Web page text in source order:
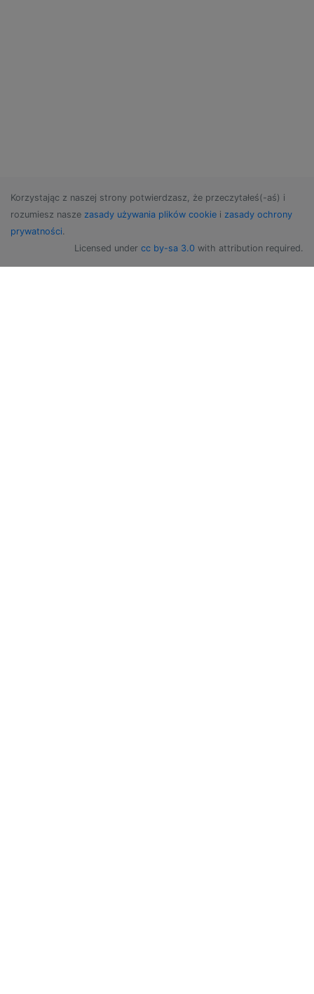
Korzystając z naszej strony potwierdzasz, że przeczytałeś(-aś) i
rozumiesz nasze zasady używania plików cookie i zasady ochrony
prywatności.
Licensed under cc by-sa 3.0 with attribution required.